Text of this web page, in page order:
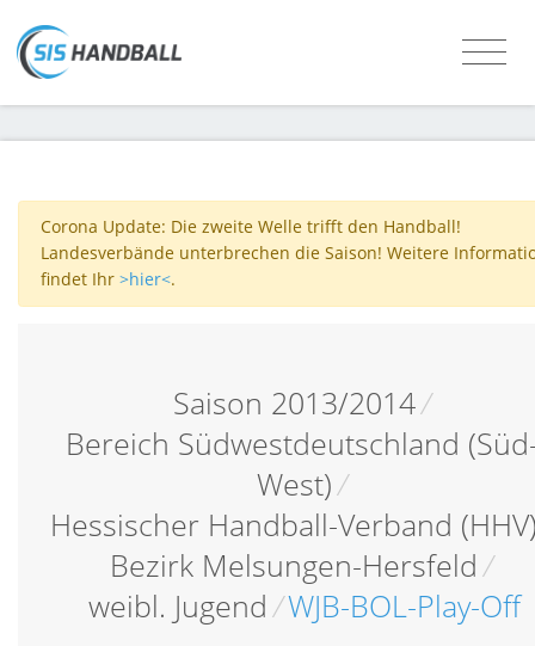
Corona Update: Die zweite Welle trifft den Handball!
Landesverbände unterbrechen die Saison! Weitere
findet Ihr >hier<.
Saison 2013/2014/
Bereich Südwestdeutschland
West)/
Hessischer Handball-Verband
Bezirk Melsungen-Hersfeld /
weibl. Jugend/WJB-BOL-Play-Off